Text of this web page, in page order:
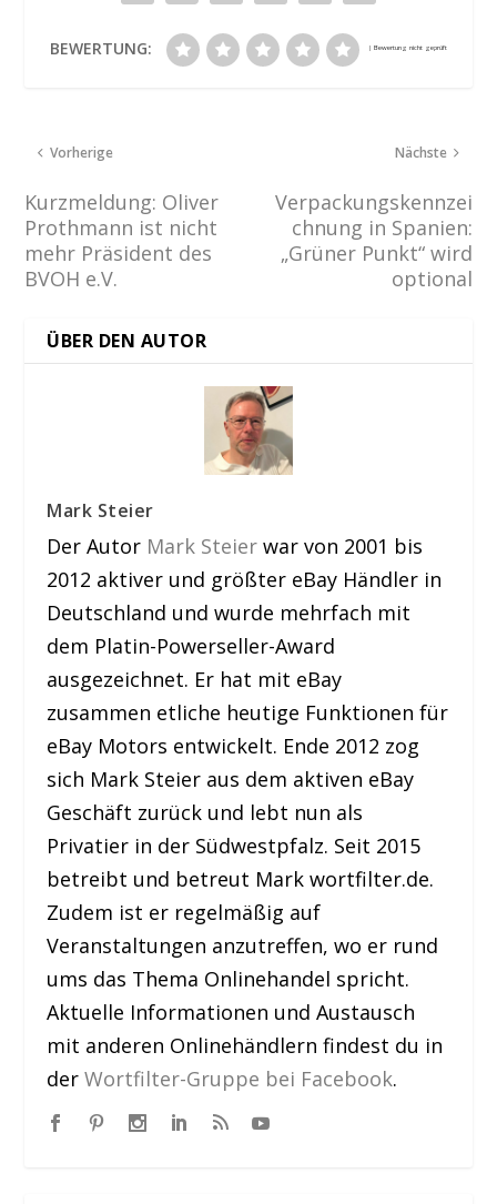
BEWERTUNG:
Vorherige
Kurzmeldung: Oliver
Prothmann ist nicht
mehr Präsident des
BVOH e.V.
Nächste
Verpackungskennzei
chnung in Spanien:
„Grüner Punkt“ wird
optional
ÜBER DEN AUTOR
Mark Steier
Der Autor Mark Steier war von 2001 bis
2012 aktiver und größter eBay Händler in
Deutschland und wurde mehrfach mit
dem Platin-Powerseller-Award
ausgezeichnet. Er hat mit eBay
zusammen etliche heutige Funktionen für
eBay Motors entwickelt. Ende 2012 zog
sich Mark Steier aus dem aktiven eBay
Geschäft zurück und lebt nun als
Privatier in der Südwestpfalz. Seit 2015
betreibt und betreut Mark wortfilter.de.
Zudem ist er regelmäßig auf
Veranstaltungen anzutreffen, wo er rund
ums das Thema Onlinehandel spricht.
Aktuelle Informationen und Austausch
mit anderen Onlinehändlern findest du in
derWortfilter-Gruppe bei Facebook.